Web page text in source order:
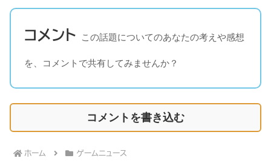
コメント この話題についてのあなたの考えや感想
を、コメントで共有してみませんか？
コメントを書き込む
ホーム ゲームニュース